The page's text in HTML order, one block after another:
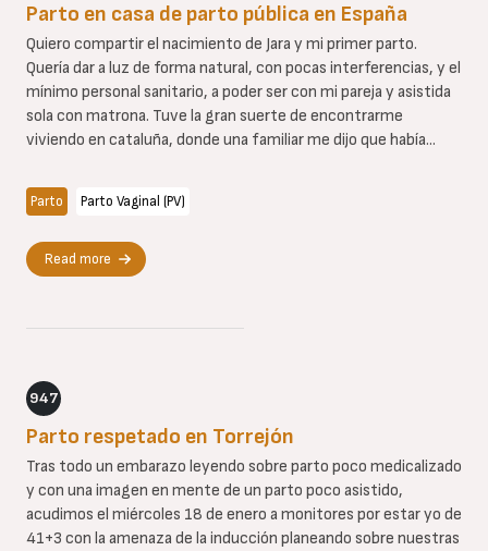
Parto en casa de parto pública en España
Quiero compartir el nacimiento de Jara y mi primer parto.
Quería dar a luz de forma natural, con pocas interferencias, y el
mínimo personal sanitario, a poder ser con mi pareja y asistida
sola con matrona. Tuve la gran suerte de encontrarme
viviendo en cataluña, donde una familiar me dijo que había...
Parto Parto Vaginal (PV)
Read more
947
Parto respetado en Torrejón
Tras todo un embarazo leyendo sobre parto poco medicalizado
y con una imagen en mente de un parto poco asistido,
acudimos el miércoles 18 de enero a monitores por estar yo de
41+3 con la amenaza de la inducción planeando sobre nuestras